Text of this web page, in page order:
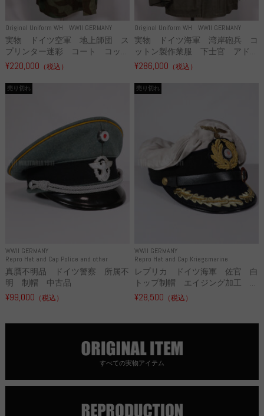
Original Uniform WH WWII GERMANY
実物 ドイツ空軍 地上師団 ス
プリンター迷彩 コート コッ...
¥220,000 （税込）
Original Uniform WH WWII GERMANY
実物 ドイツ海軍 湾岸砲兵 コ
ットン製作業服 下士官 アド...
¥286,000 （税込）
WWII GERMANY
Repro Hat and Cap Police and other
売り切れ
真贋不明品 ドイツ警察 所属不
明 制帽 中古品
¥99,000 （税込）
WWII GERMANY
Repro Hat and Cap Kriegsmarine
売り切れ
レプリカ ドイツ海軍 佐官 白
トップ制帽 エイジング加工 ...
¥28,500 （税込）
すべての実物アイテム